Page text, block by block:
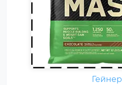
Гейнер